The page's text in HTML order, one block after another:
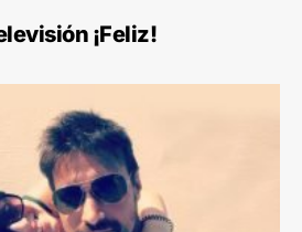
¡Feliz!